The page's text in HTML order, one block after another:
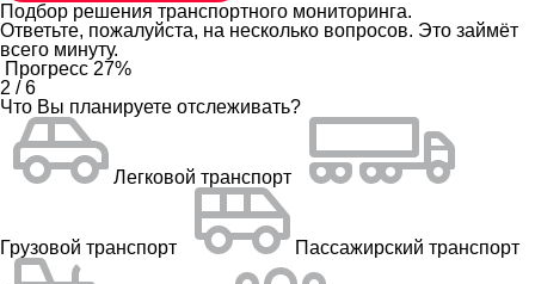
Подбор решения транспортного мониторинга.
Ответьте, пожалуйста, на несколько вопросов. Это займёт
всего минуту.
Прогресс 27%
2 / 6
Что Вы планируете отслеживать?
Легковой транспорт
Грузовой транспорт Пассажирский транспорт